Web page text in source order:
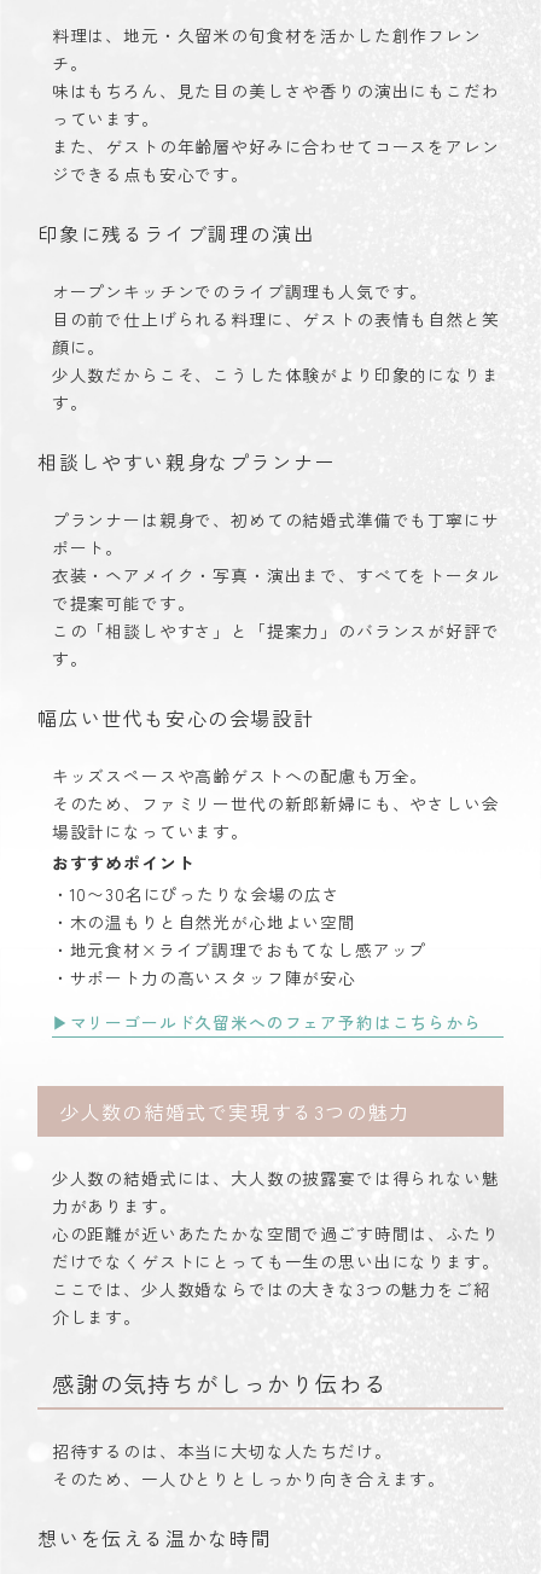
料理は、地元・久留米の旬食材を活かした創作フレン
チ。
味はもちろん、見た目の美しさや香りの演出にもこだわ
っています。
また、ゲストの年齢層や好みに合わせてコースをアレン
ジできる点も安心です。
印象に残るライブ調理の演出
オープンキッチンでのライブ調理も人気です。
目の前で仕上げられる料理に、ゲストの表情も自然と笑
顔に。
少人数だからこそ、こうした体験がより印象的になりま
す。
相談しやすい親身なプランナー
プランナーは親身で、初めての結婚式準備でも丁寧にサ
ポート。
衣装・ヘアメイク・写真・演出まで、すべてをトータル
で提案可能です。
この「相談しやすさ」と「提案力」のバランスが好評で
す。
幅広い世代も安心の会場設計
キッズスペースや高齢ゲストへの配慮も万全。
そのため、ファミリー世代の新郎新婦にも、やさしい会
場設計になっています。
おすすめポイント
・10〜30名にぴったりな会場の広さ
・木の温もりと自然光が心地よい空間
・地元食材×ライブ調理でおもてなし感アップ
・サポート力の高いスタッフ陣が安心
▶︎マリーゴールド久留米へのフェア予約はこちらから
少人数の結婚式で実現する3つの魅力
少人数の結婚式には、大人数の披露宴では得られない魅
力があります。
心の距離が近いあたたかな空間で過ごす時間は、ふたり
だけでなくゲストにとっても一生の思い出になります。
ここでは、少人数婚ならではの大きな3つの魅力をご紹
介します。
感謝の気持ちがしっかり伝わる
招待するのは、本当に大切な人たちだけ。
そのため、一人ひとりとしっかり向き合えます。
想いを伝える温かな時間